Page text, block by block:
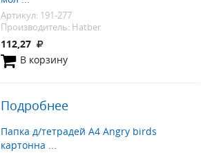
Артикул: 191-277
Производитель: Hatber
112,27
В корзину
Подробнее
Папка д/тетрадей А4 Angry birds
картонна ...